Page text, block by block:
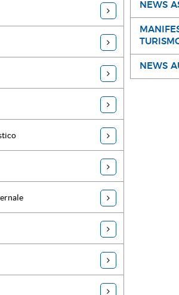
NEWS
NEWS